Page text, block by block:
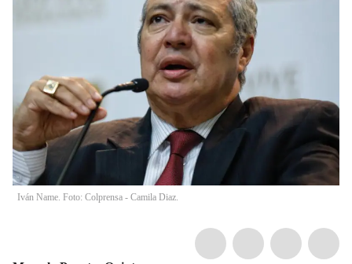
Iván Name. Foto: Colprensa - Camila Diaz.